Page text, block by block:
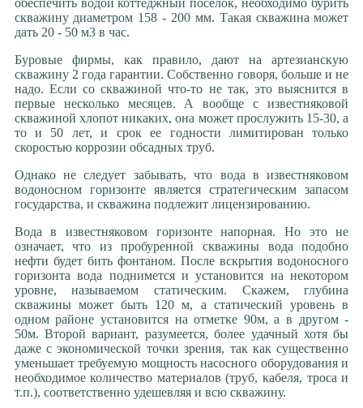
скважину диаметром 158 - 200 мм. Такая скважина может
дать 20 - 50 м3 в час.
Буровые фирмы, как правило, дают на артезианскую
скважину 2 года гарантии. Собственно говоря, больше и не
надо. Если со скважиной что-то не так, это выяснится в
первые несколько месяцев. А вообще с известняковой
скважиной хлопот никаких, она может прослужить 15-30, а
то и 50 лет, и срок ее годности лимитирован только
скоростью коррозии обсадных труб.
Однако не следует забывать, что вода в известняковом
водоносном горизонте является стратегическим запасом
государства, и скважина подлежит лицензированию.
Вода в известняковом горизонте напорная. Но это не
означает, что из пробуренной скважины вода подобно
нефти будет бить фонтаном. После вскрытия водоносного
горизонта вода поднимется и установится на некотором
уровне, называемом статическим. Скажем, глубина
скважины может быть 120 м, а статический уровень в
одном районе установится на отметке 90м, а в другом -
50м. Второй вариант, разумеется, более удачный хотя бы
даже с экономической точки зрения, так как существенно
уменьшает требуемую мощность насосного оборудования и
необходимое количество материалов (труб, кабеля, троса и
т.п.), соответственно удешевляя и всю скважину.